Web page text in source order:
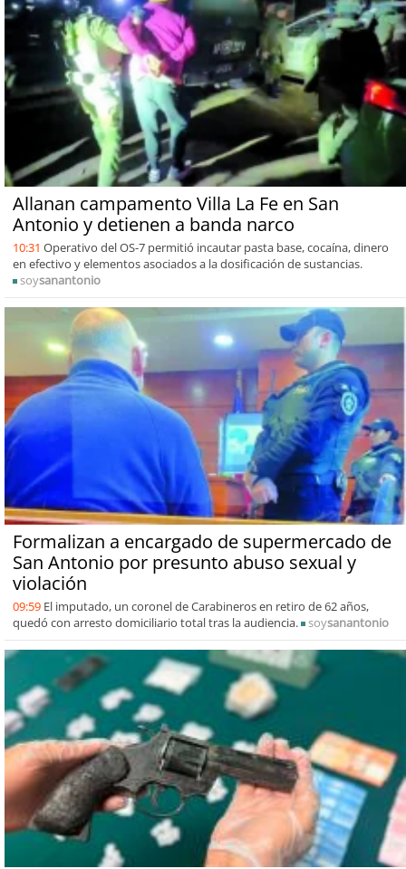
Allanan campamento Villa La Fe en San
Antonio y detienen a banda narco
10:31 Operativo del OS-7 permitió incautar pasta base, cocaína, dinero
en efectivo y elementos asociados a la dosificación de sustancias.
soysanantonio
Formalizan a encargado de supermercado de
San Antonio por presunto abuso sexual y
violación
09:59 El imputado, un coronel de Carabineros en retiro de 62 años,
quedó con arresto domiciliario total tras la audiencia.
soysanantonio